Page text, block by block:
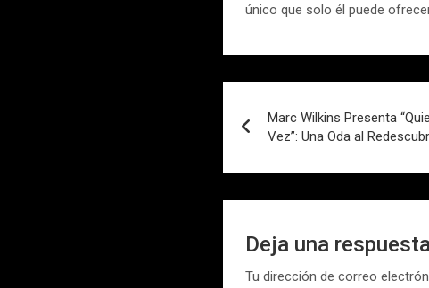
único que solo él puede
de
entradas
Marc Wilkins Presenta
Vez”: Una Oda al
Deja una
Tu dirección de correo